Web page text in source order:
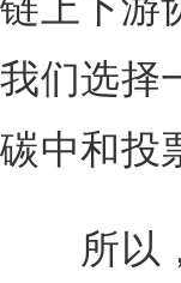
我们选择
碳中和投
所以，